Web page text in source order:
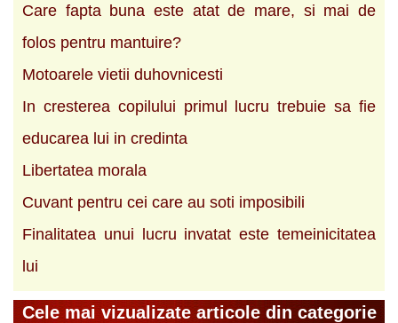
Care fapta buna este atat de mare, si mai de
folos pentru mantuire?
Motoarele vietii duhovnicesti
In cresterea copilului primul lucru trebuie sa fie
educarea lui in credinta
Libertatea morala
Cuvant pentru cei care au soti imposibili
Finalitatea unui lucru invatat este temeinicitatea
lui
Cele mai vizualizate articole din categorie